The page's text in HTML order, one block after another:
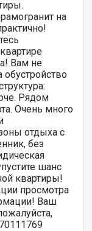
на
Вам не
обустройство
Рядом
Очень много
отдыха с
без
шанс
квартиры!
просмотра
Ваш